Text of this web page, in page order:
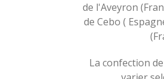
de l'Aveyron
de Cebo (
La confection